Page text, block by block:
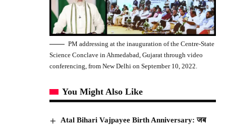
PM addressing at the inauguration of the Centre-State
Science Conclave in Ahmedabad, Gujarat through video
conferencing, from New Delhi on September 10, 2022.
You Might Also Like
Atal Bihari Vajpayee Birth Anniversary: जब